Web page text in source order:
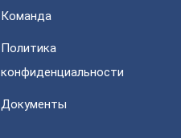
Команда
Политика
конфиденциальности
Документы